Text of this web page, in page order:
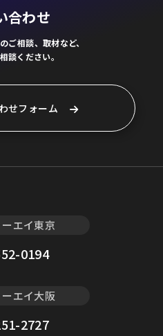
合わせ
ご相談、取材など、
談ください。
せフォーム
エイ東京
0194
ーエイ大阪
2727